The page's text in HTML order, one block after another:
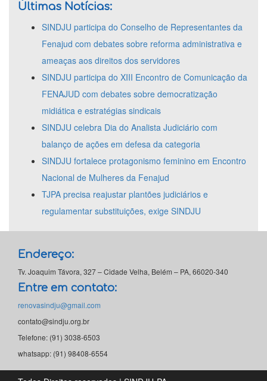
Últimas Notícias:
SINDJU participa do Conselho de Representantes da
Fenajud com debates sobre reforma administrativa e
ameaças aos direitos dos servidores
SINDJU participa do XIII Encontro de Comunicação da
FENAJUD com debates sobre democratização
midiática e estratégias sindicais
SINDJU celebra Dia do Analista Judiciário com
balanço de ações em defesa da categoria
SINDJU fortalece protagonismo feminino em Encontro
Nacional de Mulheres da Fenajud
TJPA precisa reajustar plantões judiciários e
regulamentar substituições, exige SINDJU
Endereço:
Tv. Joaquim Távora, 327 – Cidade Velha, Belém – PA, 66020-340
Entre em contato:
renovasindju@gmail.com
contato@sindju.org.br
Telefone: (91) 3038-6503
whatsapp: (91) 98408-6554